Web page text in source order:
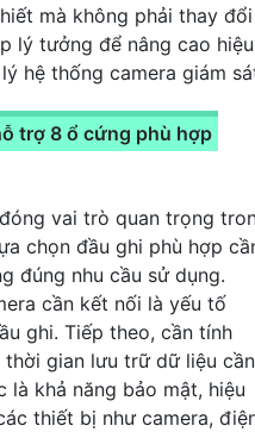
mà không phải thay đổi
lý tưởng để nâng cao hiệu
hệ thống camera giám
trợ 8 ổ cứng phù hợp
vai trò quan trọng
chọn đầu ghi phù hợp
đúng nhu cầu sử dụng.
cần kết nối là yếu tố
ghi. Tiếp theo, cần tính
gian lưu trữ dữ liệu cần
khả năng bảo mật, hiệu
thiết bị như camera,